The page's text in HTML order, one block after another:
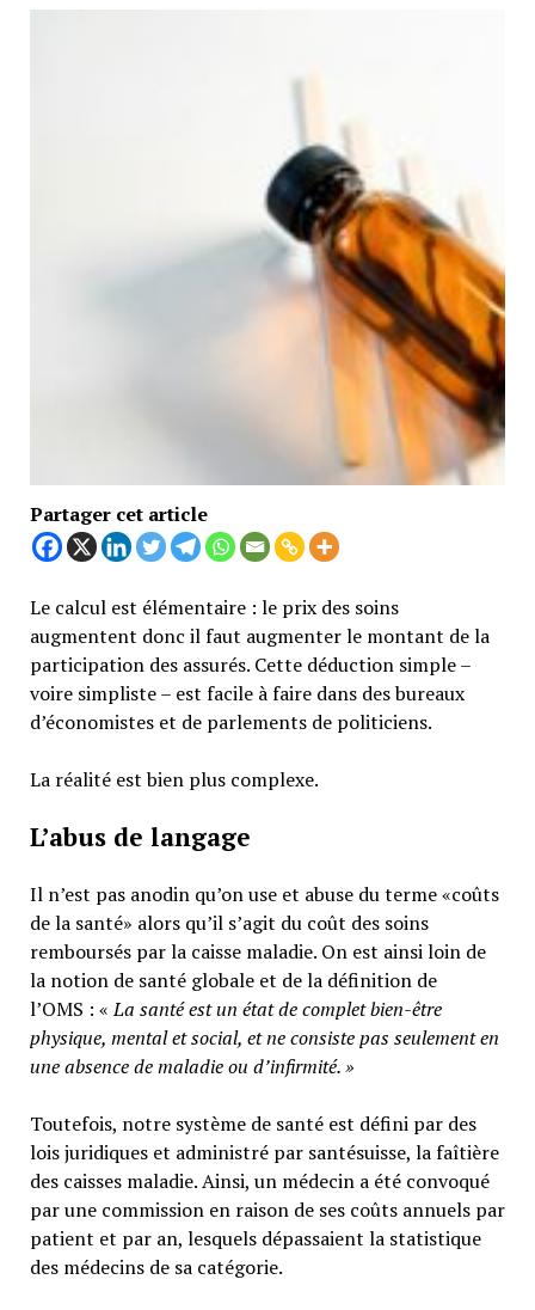
Partager cet article
Le calcul est élémentaire : le prix des soins
augmentent donc il faut augmenter le montant de la
participation des assurés. Cette déduction simple –
voire simpliste – est facile à faire dans des bureaux
d’économistes et de parlements de politiciens.
La réalité est bien plus complexe.
L’abus de langage
Il n’est pas anodin qu’on use et abuse du terme «coûts
de la santé» alors qu’il s’agit du coût des soins
remboursés par la caisse maladie. On est ainsi loin de
la notion de santé globale et de la définition de
l’OMS : «La santé est un état de complet bien-être
physique, mental et social, et ne consiste pas seulement en
une absence de maladie ou d’infirmité.»
Toutefois, notre système de santé est défini par des
lois juridiques et administré par santésuisse, la faîtière
des caisses maladie. Ainsi, un médecin a été convoqué
par une commission en raison de ses coûts annuels par
patient et par an, lesquels dépassaient la statistique
des médecins de sa catégorie.